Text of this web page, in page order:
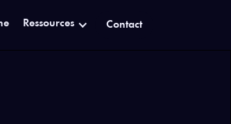
Ressources Contact